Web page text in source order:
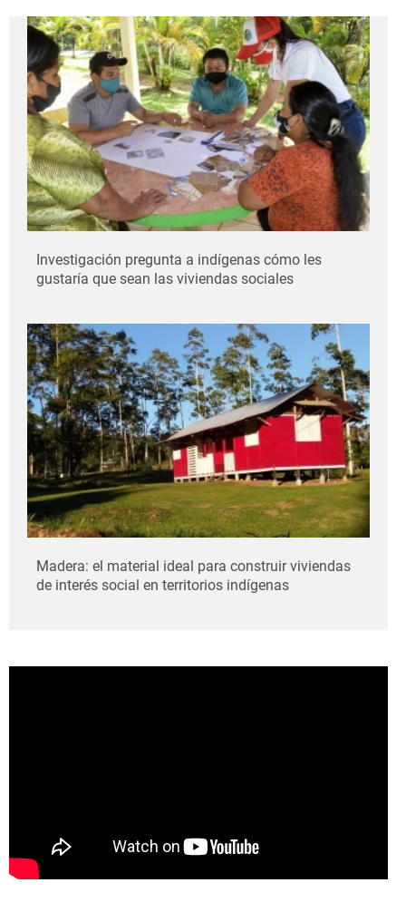
Investigación pregunta a indígenas cómo les
gustaría que sean las viviendas sociales
Madera: el material ideal para construir viviendas
de interés social en territorios indígenas